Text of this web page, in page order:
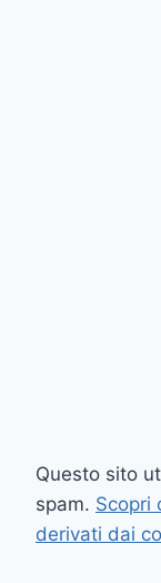
Questo sito
spam. Scopri
derivati dai